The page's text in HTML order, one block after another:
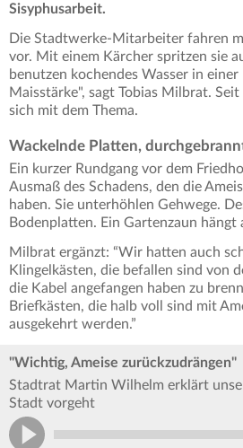
Sisyphusarbeit.
Die Stadtwerke-Mitarbeiter fahren
vor. Mit einem Kärcher spritzen sie
benutzen kochendes Wasser in
Maisstärke", sagt Tobias Milbrat.
sich mit dem Thema.
Wackelnde Platten,
Ein kurzer Rundgang vor dem
Ausmaß des Schadens, den die
haben. Sie unterhöhlen Gehwege.
Bodenplatten. Ein Gartenzaun hängt
Milbrat ergänzt: “Wir hatten auch
Klingelkästen, die befallen sind von
die Kabel angefangen haben zu
Briefkästen, die halb voll sind mit
ausgekehrt werden.”
"Wichtig, Ameise zurückzudrängen"
Stadtrat Martin Wilhelm erklärt
Stadt vorgeht